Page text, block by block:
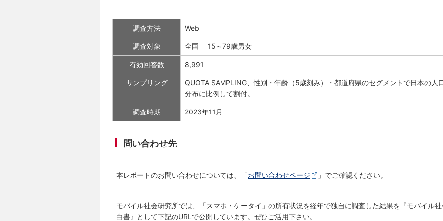
調査方法 Web
調査対象 全国 15～79歳男女
有効回答数 8,991
サンプリング
QUOTA SAMPLING、性別・年齢（5歳刻み）・都道府県のセグメントで日本の人
分布に比例して割付。
調査時期 2023年11月
問い合わせ先
本レポートのお問い合わせについては、「お問い合わせページ 」でご確認ください。
モバイル社会研究所では、「スマホ・ケータイ」の所有状況を経年で独自に調査した結果を『モバイル社
白書』として下記のURLで公開しています。ぜひご活用下さい。